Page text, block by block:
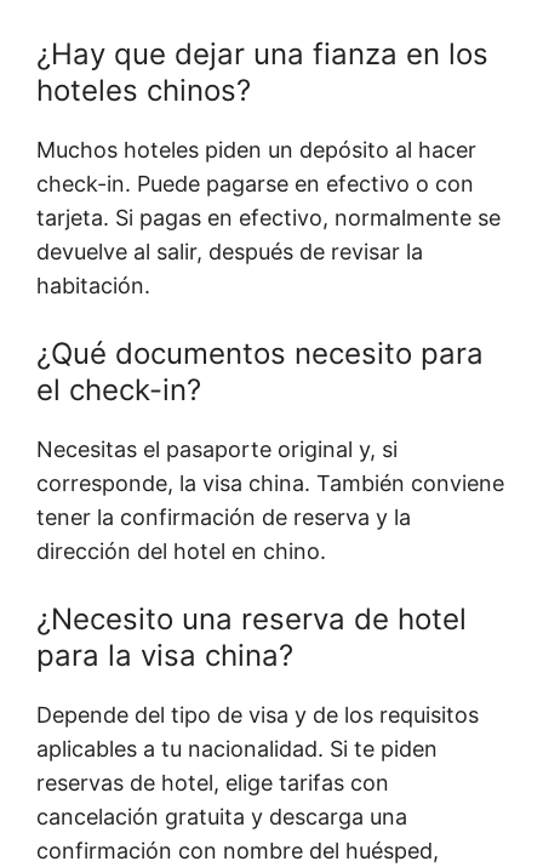
¿Hay que dejar una fianza en los
hoteles chinos?
Muchos hoteles piden un depósito al hacer
check-in. Puede pagarse en efectivo o con
tarjeta. Si pagas en efectivo, normalmente se
devuelve al salir, después de revisar la
habitación.
¿Qué documentos necesito para
el check-in?
Necesitas el pasaporte original y, si
corresponde, la visa china. También conviene
tener la confirmación de reserva y la
dirección del hotel en chino.
¿Necesito una reserva de hotel
para la visa china?
Depende del tipo de visa y de los requisitos
aplicables a tu nacionalidad. Si te piden
reservas de hotel, elige tarifas con
cancelación gratuita y descarga una
confirmación con nombre del huésped,